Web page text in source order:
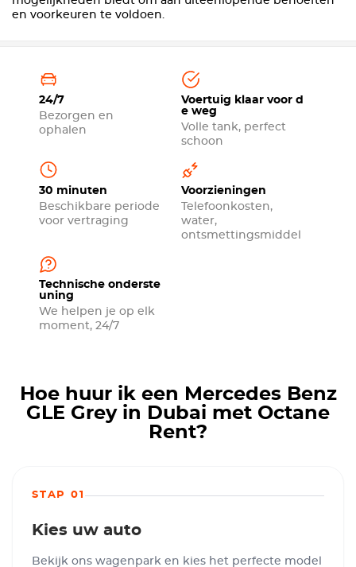
en voorkeuren te voldoen.
24/7
Bezorgen en
ophalen
Voertuig klaar voor d
e weg
Volle tank, perfect
schoon
30 minuten
Beschikbare periode
voor vertraging
Voorzieningen
Telefoonkosten,
water,
ontsmettingsmiddel
Technische onderste
uning
We helpen je op elk
moment, 24/7
Hoe huur ik een Mercedes Benz
GLE Grey in Dubai met Octane
Rent?
STAP 01
Kies uw auto
Bekijk ons wagenpark en kies het perfecte model